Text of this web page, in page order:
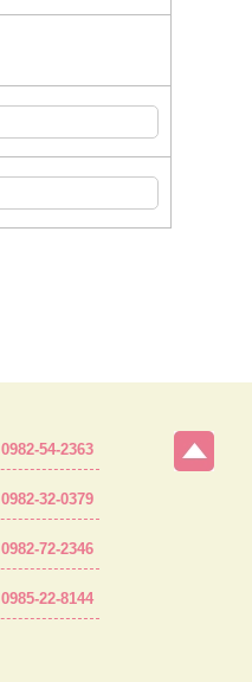
0982-54-2363
0982-32-0379
0982-72-2346
0985-22-8144